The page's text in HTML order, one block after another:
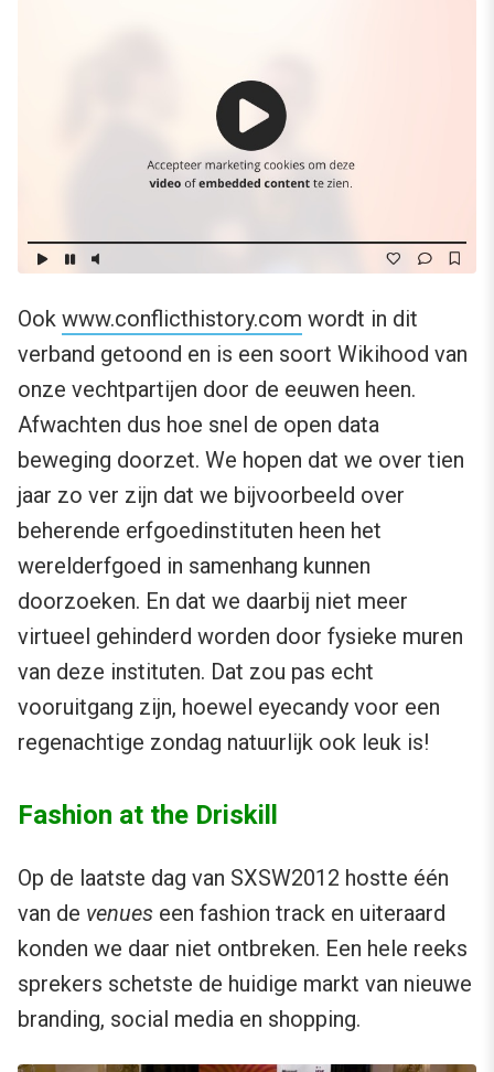
Ook www.conflicthistory.com wordt in dit
verband getoond en is een soort Wikihood van
onze vechtpartijen door de eeuwen heen.
Afwachten dus hoe snel de open data
beweging doorzet. We hopen dat we over tien
jaar zo ver zijn dat we bijvoorbeeld over
beherende erfgoedinstituten heen het
werelderfgoed in samenhang kunnen
doorzoeken. En dat we daarbij niet meer
virtueel gehinderd worden door fysieke muren
van deze instituten. Dat zou pas echt
vooruitgang zijn, hoewel eyecandy voor een
regenachtige zondag natuurlijk ook leuk is!
Fashion at the Driskill
Op de laatste dag van SXSW2012 hostte één
van de venues een fashion track en uiteraard
konden we daar niet ontbreken. Een hele reeks
sprekers schetste de huidige markt van nieuwe
branding, social media en shopping.